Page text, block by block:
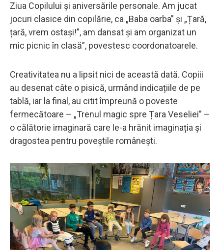
Ziua Copilului și aniversările personale. Am jucat
jocuri clasice din copilărie, ca „Baba oarba” și „Țară,
țară, vrem ostași!”, am dansat și am organizat un
mic picnic în clasă”, povestesc coordonatoarele.
Creativitatea nu a lipsit nici de această dată. Copiii
au desenat câte o pisică, urmând indicațiile de pe
tablă, iar la final, au citit împreună o poveste
fermecătoare – „Trenul magic spre Țara Veseliei” –
o călătorie imaginară care le-a hrănit imaginația și
dragostea pentru poveștile românești.